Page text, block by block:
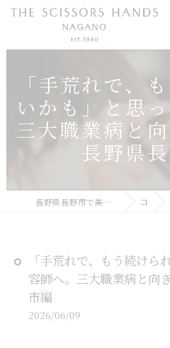
「手荒れで、
いかも」と思
三大職業病と
長野県
長野県長野市で美容師の求人ならTHE SCISSORS HANDS NAGANO コラム
「手荒れで、もう続けら
容師へ。三大職業病と向
市編
2026/06/09